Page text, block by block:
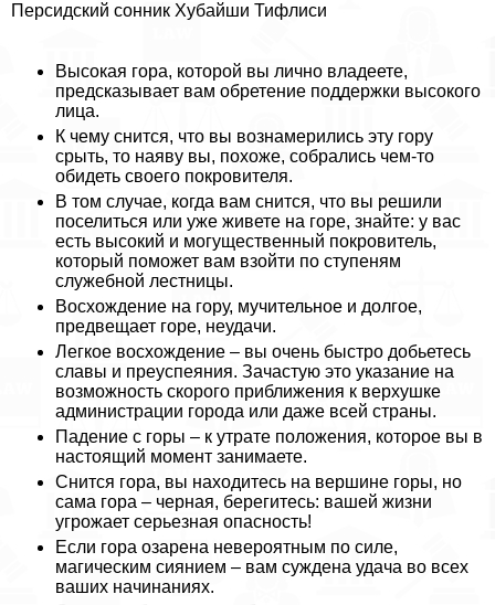
Персидский сонник Хубайши Тифлиси
Высокая гора, которой вы лично владеете,
предсказывает вам обретение поддержки высокого
лица.
К чему снится, что вы вознамерились эту гору
срыть, то наяву вы, похоже, собрались чем-то
обидеть своего покровителя.
В том случае, когда вам снится, что вы решили
поселиться или уже живете на горе, знайте: у вас
есть высокий и могущественный покровитель,
который поможет вам взойти по ступеням
служебной лестницы.
Восхождение на гору, мучительное и долгое,
предвещает горе, неудачи.
Легкое восхождение – вы очень быстро добьетесь
славы и преуспеяния. Зачастую это указание на
возможность скорого приближения к верхушке
администрации города или даже всей страны.
Падение с горы – к утрате положения, которое вы в
настоящий момент занимаете.
Снится гора, вы находитесь на вершине горы, но
сама гора – черная, берегитесь: вашей жизни
угрожает серьезная опасность!
Если гора озарена невероятным по силе,
магическим сиянием – вам суждена удача во всех
ваших начинаниях.